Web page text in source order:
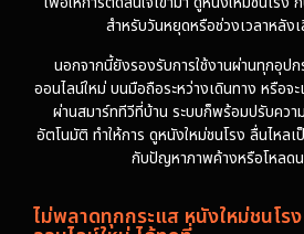
สำหรับวันหยุดหรือช่วงเวลาหลัง
นอกจากนี้ยังรองรับการใช้งานผ่านทุกอุป
ออนไลน์ใหม่ บนมือถือระหว่างเดินทาง หรือจ
ผ่านสมาร์ททีวีที่บ้าน ระบบก็พร้อมปรับควา
อัตโนมัติ ทำให้การ ดูหนังใหม่ชนโรง ลื่นไหล
กับปัญหาภาพค้างหรือโหลด
ไม่พลาดทุกกระแส หนังใหม่ชนโ